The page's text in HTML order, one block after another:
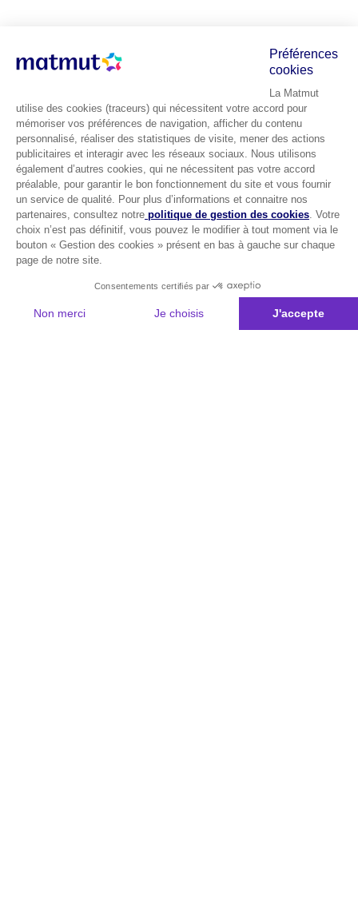
Préférences
cookies
La Matmut
utilise des cookies (traceurs) qui nécessitent votre accord pour
mémoriser vos préférences de navigation, afficher du contenu
personnalisé, réaliser des statistiques de visite, mener des actions
publicitaires et interagir avec les réseaux sociaux. Nous utilisons
également d’autres cookies, qui ne nécessitent pas votre accord
préalable, pour garantir le bon fonctionnement du site et vous fournir
un service de qualité. Pour plus d’informations et connaitre nos
partenaires, consultez notre politique de gestion des cookies. Votre
choix n’est pas définitif, vous pouvez le modifier à tout moment via le
bouton « Gestion des cookies » présent en bas à gauche sur chaque
page de notre site.
Consentements certifiés par
Non merci Je choisis
J'accepte